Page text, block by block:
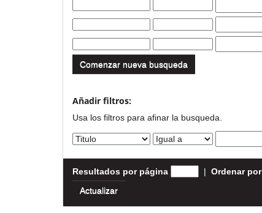
Comenzar nueva busqueda
Añadir filtros:
Usa los filtros para afinar la busqueda.
Resultados por página | Ordenar por